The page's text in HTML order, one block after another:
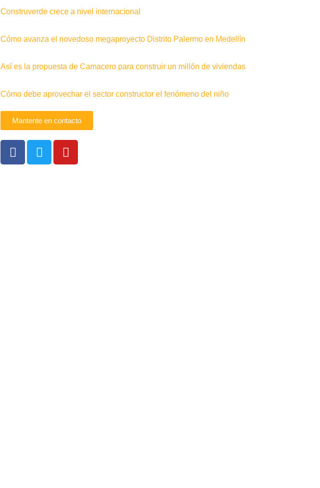
Construverde crece a nivel internacional
Cómo avanza el novedoso megaproyecto Distrito Palermo en Medellín
Así es la propuesta de Camacero para construir un millón de viviendas
Cómo debe aprovechar el sector constructor el fenómeno del niño
Mantente en contacto